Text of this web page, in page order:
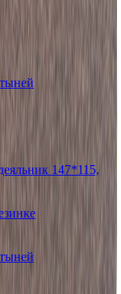
147*115,